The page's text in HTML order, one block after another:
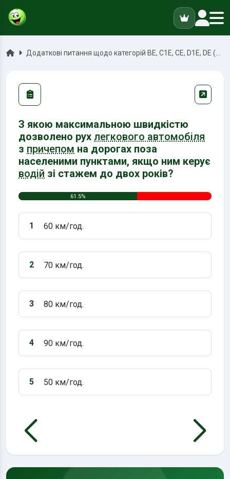
Головна
З якою максимальною швидкістю
дозволено рух легкового автомобіля
з причепом на дорогах поза
населеними пунктами, якщо ним керує
водій зі стажем до двох років?
61.5%
Варіант 1:
1 60 км/год.
Варіант 2:
2 70 км/год.
Варіант 3:
3 80 км/год.
Варіант 4:
4 90 км/год.
Варіант 5:
5 50 км/год.